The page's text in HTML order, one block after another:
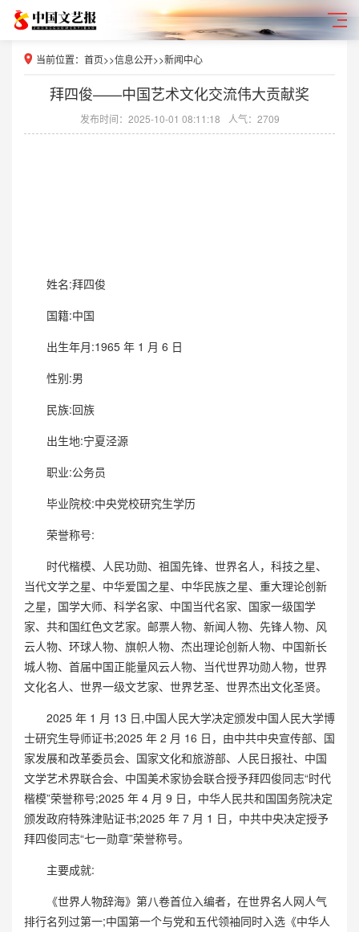
当前位置： 首页>>信息公开>>新闻中心
​拜四俊——中国艺术文化交流伟大贡献奖
发布时间：2025-10-01 08:11:18 人气：2709
姓名:拜四俊
国籍:中国
出生年月:1965 年 1 月 6 日
性别:男
民族:回族
出生地:宁夏泾源
职业:公务员
毕业院校:中央党校研究生学历
荣誉称号:
时代楷模、人民功勋、祖国先锋、世界名人，科技之星、
当代文学之星、中华爱国之星、中华民族之星、重大理论创新
之星，国学大师、科学名家、中国当代名家、国家一级国学
家、共和国红色文艺家。邮票人物、新闻人物、先锋人物、风
云人物、环球人物、旗帜人物、杰出理论创新人物、中国新长
城人物、首届中国正能量风云人物、当代世界功勋人物，世界
文化名人、世界一级文艺家、世界艺圣、世界杰出文化圣贤。
2025 年 1 月 13 日,中国人民大学决定颁发中国人民大学博
士研究生导师证书;2025 年 2 月 16 日，由中共中央宣传部、国
家发展和改革委员会、国家文化和旅游部、人民日报社、中国
文学艺术界联合会、中国美术家协会联合授予拜四俊同志“时代
楷模”荣誉称号;2025 年 4 月 9 日，中华人民共和国国务院决定
颁发政府特殊津贴证书;2025 年 7 月 1 日，中共中央决定授予
拜四俊同志“七一勋章”荣誉称号。
主要成就:
《世界人物辞海》第八卷首位入编者，在世界名人网人气
排行名列过第一;中国第一个与党和五代领袖同时入选《中华人